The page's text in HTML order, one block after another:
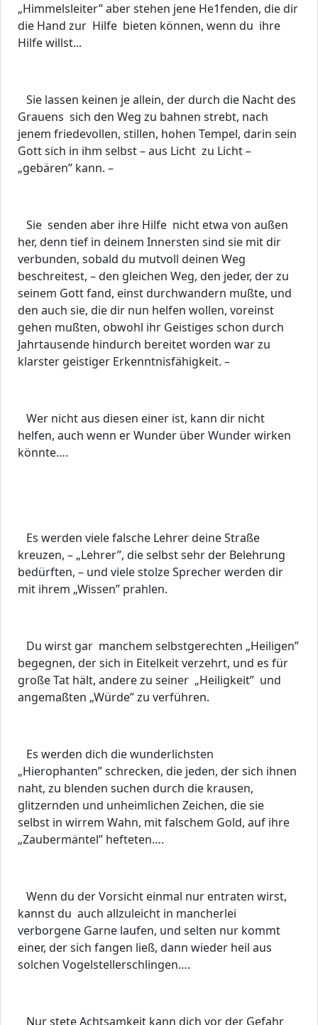
„Himmelsleiter” aber stehen jene He1fenden, die dir
die Hand zur Hilfe bieten können, wenn du ihre
Hilfe willst...
Sie lassen keinen je allein, der durch die Nacht des
Grauens sich den Weg zu bahnen strebt, nach
jenem friedevollen, stillen, hohen Tempel, darin sein
Gott sich in ihm selbst – aus Licht zu Licht –
„gebären” kann. –
Sie senden aber ihre Hilfe nicht etwa von außen
her, denn tief in deinem Innersten sind sie mit dir
verbunden, sobald du mutvoll deinen Weg
beschreitest, – den gleichen Weg, den jeder, der zu
seinem Gott fand, einst durchwandern mußte, und
den auch sie, die dir nun helfen wollen, voreinst
gehen mußten, obwohl ihr Geistiges schon durch
Jahrtausende hindurch bereitet worden war zu
klarster geistiger Erkenntnisfähigkeit. –
Wer nicht aus diesen einer ist, kann dir nicht
helfen, auch wenn er Wunder über Wunder wirken
könnte….
Es werden viele falsche Lehrer deine Straße
kreuzen, – „Lehrer”, die selbst sehr der Belehrung
bedürften, – und viele stolze Sprecher werden dir
mit ihrem „Wissen” prahlen.
Du wirst gar manchem selbstgerechten „Heiligen”
begegnen, der sich in Eitelkeit verzehrt, und es für
große Tat hält, andere zu seiner „Heiligkeit” und
angemaßten „Würde” zu verführen.
Es werden dich die wunderlichsten
„Hierophanten” schrecken, die jeden, der sich ihnen
naht, zu blenden suchen durch die krausen,
glitzernden und unheimlichen Zeichen, die sie
selbst in wirrem Wahn, mit falschem Gold, auf ihre
„Zaubermäntel” hefteten….
Wenn du der Vorsicht einmal nur entraten wirst,
kannst du auch allzuleicht in mancherlei
verborgene Garne laufen, und selten nur kommt
einer, der sich fangen ließ, dann wieder heil aus
solchen Vogelstellerschlingen….
Nur stete Achtsamkeit kann dich vor der Gefahr